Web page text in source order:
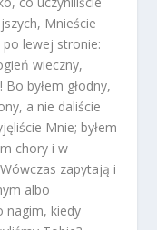
Mnieście
po lewej stronie:
wieczny,
byłem głodny,
a nie daliście
Mnie; byłem
chory i w
zapytają i
albo
nagim, kiedy